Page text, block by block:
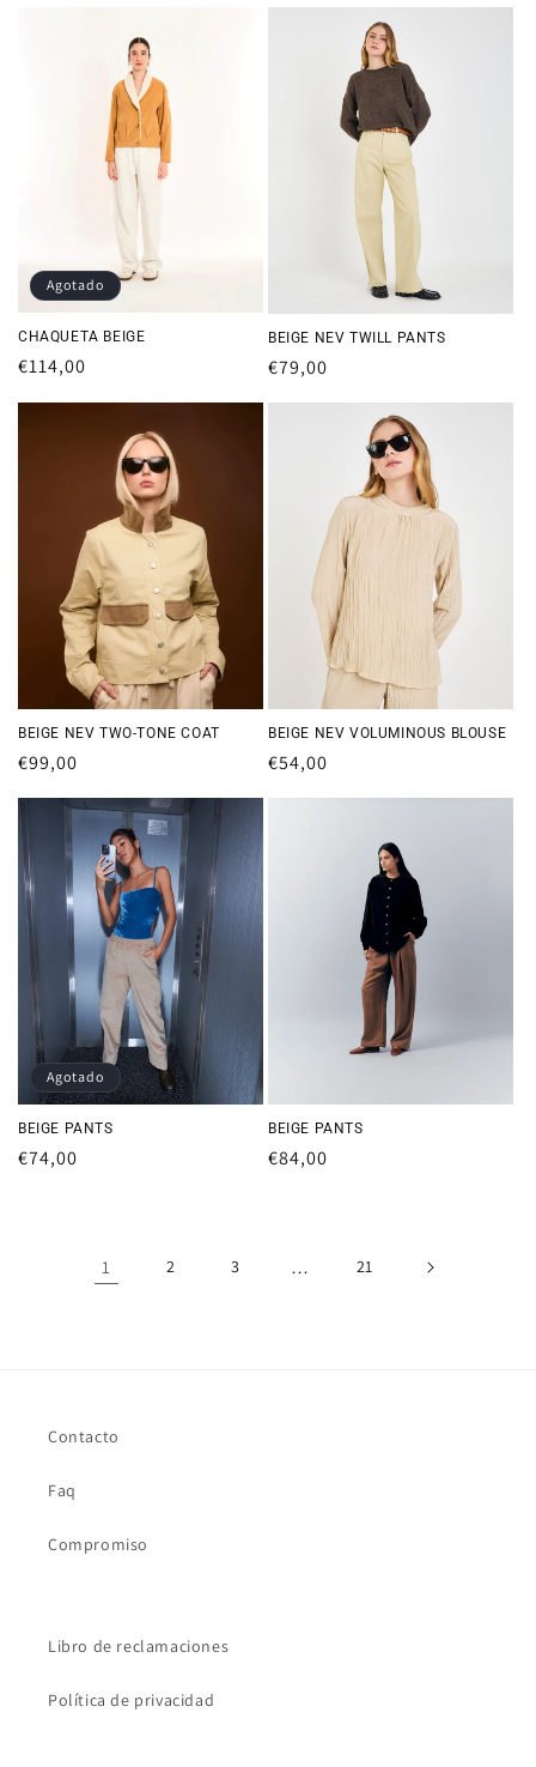
Agotado
CHAQUETA BEIGE
Precio
€114,00
BEIGE NEV TWILL PANTS
Precio
€79,00
BEIGE NEV TWO-TONE COAT
Precio
habitual
€99,00
BEIGE NEV VOLUMINOUS BLOUSE
Precio
habitual
€54,00
Agotado
BEIGE PANTS
Precio
€74,00
BEIGE PANTS
Precio
€84,00
1 2 3 … 21
Contacto
Faq
Compromiso
Libro de reclamaciones
Política de privacidad